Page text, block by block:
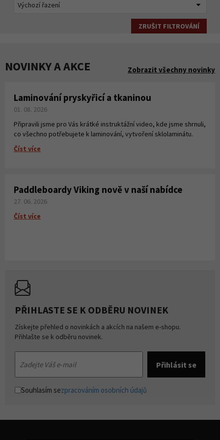
ZRUŠIT FILTROVÁNÍ
NOVINKY A AKCE Zobrazit všechny novinky
Laminování pryskyřicí a tkaninou
01. 08. 2026
Připravili jsme pro Vás krátké instruktážní video, kde jsme shrnuli,
co všechno potřebujete k laminování, vytvoření sklolaminátu.
Číst více
Paddleboardy Viking nově v naší nabídce
27. 06. 2026
Číst více
PŘIHLASTE SE K ODBĚRU NOVINEK
Získejte přehled o novinkách a akcích na našem e-shopu.
Přihlašte se k odběru novinek.
Souhlasím sezpracováním osobních údajů